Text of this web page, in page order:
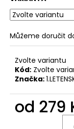
Můžeme doručit
Zvolte variantu
Kód: Zvolte
Značka:
od 279